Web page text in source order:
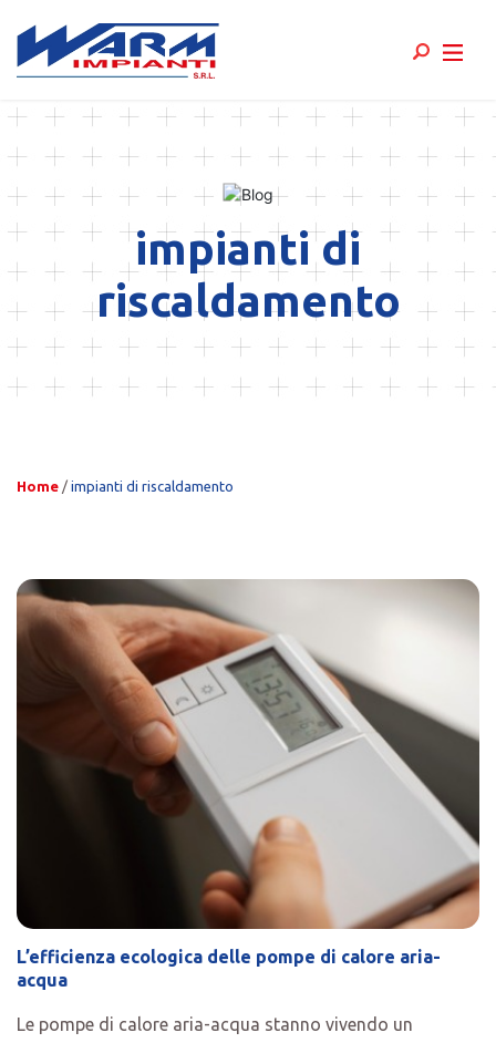
Skip
content
impianti di
riscaldamento
Home / impianti di riscaldamento
L’efficienza ecologica delle pompe di calore aria-
acqua
Le pompe di calore aria-acqua stanno vivendo un